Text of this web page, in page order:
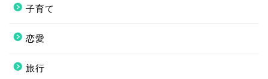
子育て
恋愛
旅行